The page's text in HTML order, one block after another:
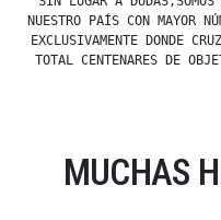
NUESTRO PAÍS CON MAYOR
EXCLUSIVAMENTE DONDE
TOTAL CENTENARES DE
MUCHAS